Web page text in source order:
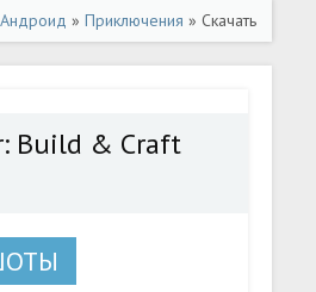
»Приключения » Скачать
Game (Разблокировано все) на
Build & Craft